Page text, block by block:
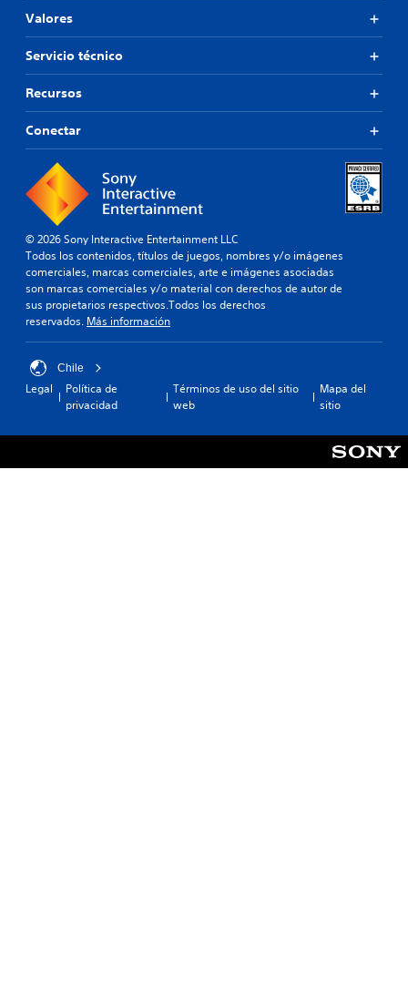
Valores
Servicio técnico
Recursos
Conectar
© 2026 Sony Interactive Entertainment LLC
Todos los contenidos, títulos de juegos, nombres y/o imágenes
comerciales, marcas comerciales, arte e imágenes asociadas
son marcas comerciales y/o material con derechos de autor de
sus propietarios respectivos.Todos los derechos
reservados. Más información
Chile
Legal
Política de
privacidad
Términos de uso del sitio
web
Mapa del
sitio